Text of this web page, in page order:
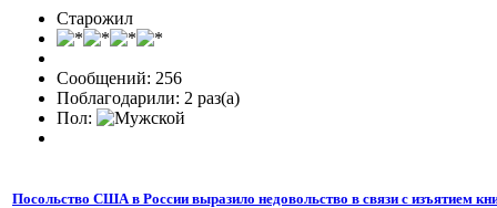
Старожил
Сообщений: 256
Поблагодарили: 2 раз(а)
Пол:
Посольство США в России выразило недовольство в связи с изъятием